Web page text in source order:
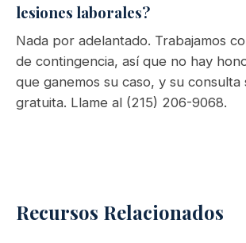
lesiones laborales?
Nada por adelantado. Trabajamos
de contingencia, así que no hay
que ganemos su caso, y su consulta
gratuita. Llame al (215) 206-9068.
Recursos Relacionados